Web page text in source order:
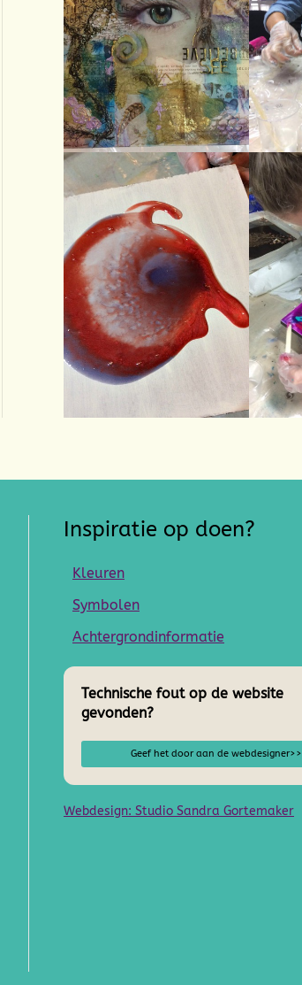
Inspiratie op doen?
Kleuren
Symbolen
Achtergrondinformatie
Technische fout op de website
gevonden?
Geef het door aan de webdesigner>>
Webdesign: Studio Sandra Gortemaker